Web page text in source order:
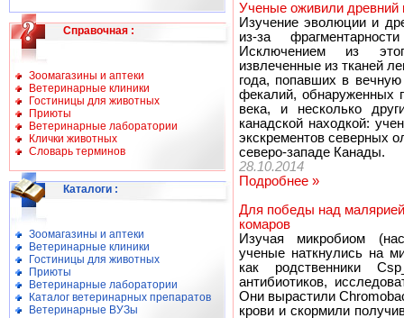
Справочная :
Зоомагазины и аптеки
Ветеринарные клиники
Гостиницы для животных
Приюты
Ветеринарные лаборатории
Клички животных
Словарь терминов
Каталоги :
Зоомагазины и аптеки
Ветеринарные клиники
Гостиницы для животных
Приюты
Ветеринарные лаборатории
Каталог ветеринарных препаратов
Ветеринарные ВУЗы
Ученые оживили древний
Изучение эволюции и
из-за
Исключением из
извлеченные из тканей
года, попавших в
фекалий, обнаруженных
века, и несколько
канадской находкой:
экскрементов северных
северо-западе Канады.
28.10.2014
Подробнее »
Для победы над
комаров
Изучая микробиом
ученые наткнулись на
как родственники
антибиотиков,
Они вырастили
крови и скормили